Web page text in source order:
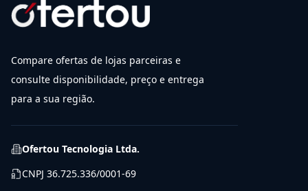
Compare ofertas de lojas parceiras e
consulte disponibilidade, preço e entrega
para a sua região.
Ofertou Tecnologia Ltda.
CNPJ 36.725.336/0001-69